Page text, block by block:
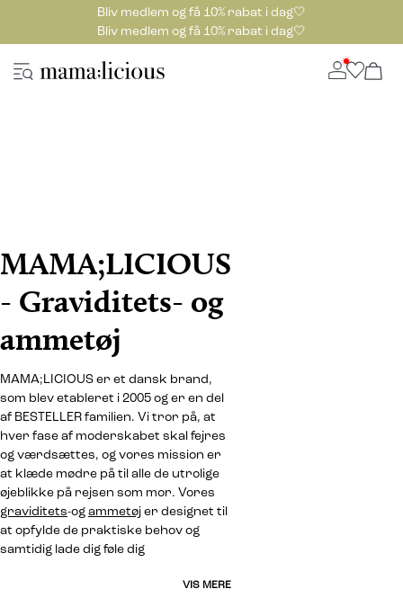
Bliv medlem og få 10% rabat i dag🤍
Bliv medlem og få 10% rabat i dag🤍
MAMA;LICIOUS
- Graviditets- og
ammetøj
MAMA;LICIOUS er et dansk brand,
som blev etableret i 2005 og er en del
af BESTELLER familien. Vi tror på, at
hver fase af moderskabet skal fejres
og værdsættes, og vores mission er
at klæde mødre på til alle de utrolige
øjeblikke på rejsen som mor. Vores
graviditets-og ammetøj er designet til
at opfylde de praktiske behov og
samtidig lade dig føle dig
VIS MERE